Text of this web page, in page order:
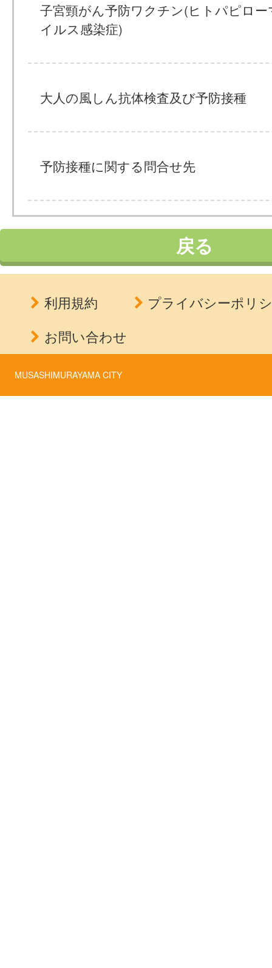
子宮頸がん予防ワクチン(ヒトパピロー
イルス感染症)
大人の風しん抗体検査及び予防接種
予防接種に関する問合せ先
戻る
利用規約
プライバシーポリ
お問い合わせ
MUSASHIMURAYAMA CITY